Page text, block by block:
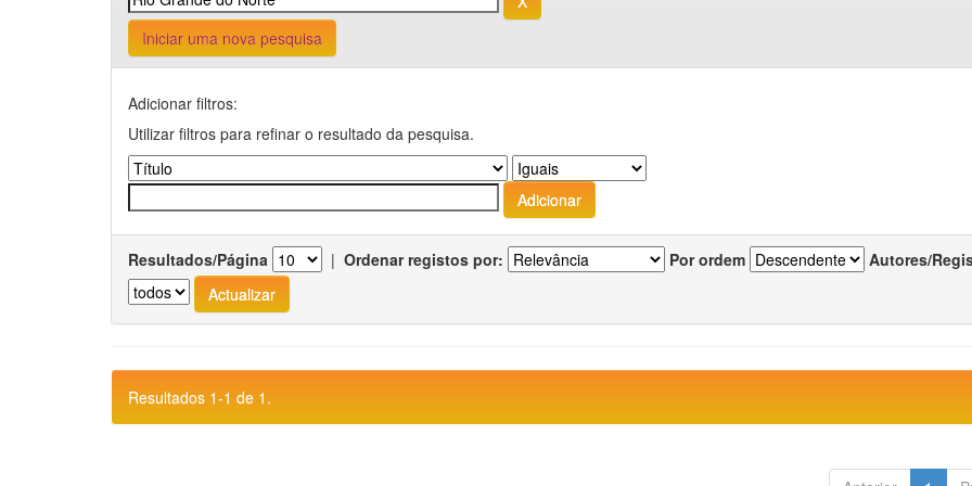
Iniciar uma nova pesquisa
Adicionar filtros:
Utilizar filtros para refinar o resultado da pesquisa.
Resultados/Página | Ordenar registos por: Por ordem Autores/
Resultados 1-1 de 1.